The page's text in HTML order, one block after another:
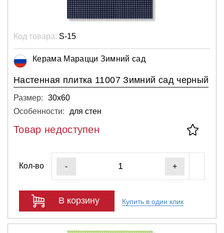
Код товара: S-15
Керама Марацци Зимний сад
Настенная плитка 11007 Зимний сад черный
Размер:
30х60
Особенности:
для стен
Товар недоступен
Кол-во - +
В корзину Купить в один клик